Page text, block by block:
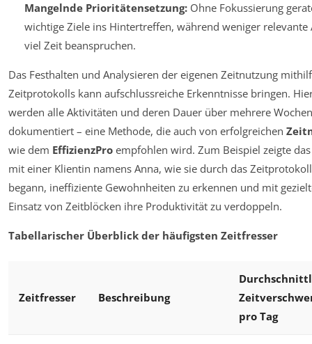
Mangelnde Prioritätensetzung:Ohne Fokussierung
wichtige Ziele ins Hintertreffen, während weniger relevante
viel Zeit beanspruchen.
Das Festhalten und Analysieren der eigenen Zeitnutzung
Zeitprotokolls kann aufschlussreiche Erkenntnisse bringen.
werden alle Aktivitäten und deren Dauer über mehrere Wochen
dokumentiert – eine Methode, die auch von erfolgreichen
wie dem EffizienzPro empfohlen wird. Zum Beispiel zeigte
mit einer Klientin namens Anna, wie sie durch das
begann, ineffiziente Gewohnheiten zu erkennen und mit
Einsatz von Zeitblöcken ihre Produktivität zu verdoppeln.
Tabellarischer Überblick der häufigsten Zeitfresser
Zeitfresser Beschreibung
pro Tag